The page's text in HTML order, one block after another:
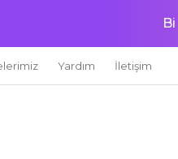
Yardım İletişim